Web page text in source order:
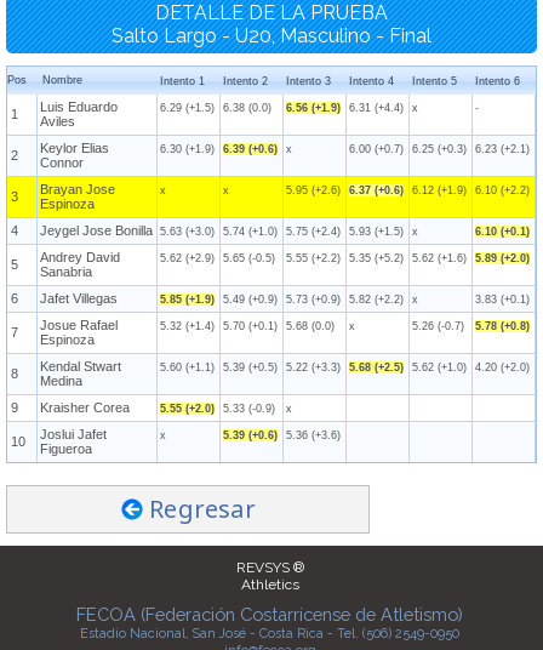
DETALLE DE LA PRUEBA
Salto Largo - U20, Masculino - Final
Pos Nombre Intento 1 Intento 2 Intento 3 Intento 4 Intento 5 Intento 6
1
Luis Eduardo
Aviles
6.29 (+1.5) 6.38 (0.0) 6.56 (+1.9) 6.31 (+4.4) x -
2
Keylor Elias
Connor
6.30 (+1.9) 6.39 (+0.6) x 6.00 (+0.7) 6.25 (+0.3) 6.23 (+2.1)
3
Brayan Jose
Espinoza
x x 5.95 (+2.6) 6.37 (+0.6) 6.12 (+1.9) 6.10 (+2.2)
4 Jeygel Jose Bonilla 5.63 (+3.0) 5.74 (+1.0) 5.75 (+2.4) 5.93 (+1.5) x 6.10 (+0.1)
5
Andrey David
Sanabria
5.62 (+2.9) 5.65 (-0.5) 5.55 (+2.2) 5.35 (+5.2) 5.62 (+1.6) 5.89 (+2.0)
6 Jafet Villegas 5.85 (+1.9) 5.49 (+0.9) 5.73 (+0.9) 5.82 (+2.2) x 3.83 (+0.1)
7
Josue Rafael
Espinoza
5.32 (+1.4) 5.70 (+0.1) 5.68 (0.0) x 5.26 (-0.7) 5.78 (+0.8)
8
Kendal Stwart
Medina
5.60 (+1.1) 5.39 (+0.5) 5.22 (+3.3) 5.68 (+2.5) 5.62 (+1.0) 4.20 (+2.0)
9 Kraisher Corea 5.55 (+2.0) 5.33 (-0.9) x
10
Joslui Jafet
Figueroa
x 5.39 (+0.6) 5.36 (+3.6)
Regresar
REVSYS ®
Athletics
FECOA (Federación Costarricense de Atletismo)
Estadio Nacional, San José - Costa Rica - Tel. (506) 2549-0950